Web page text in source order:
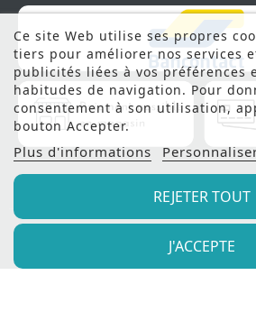
Ce site Web utilise ses propres
tiers pour améliorer nos services
publicités liées à vos préférences
habitudes de navigation. Pour
consentement à son utilisation,
bouton Accepter.
Plus d'informations
REJETER TOUT
J'ACCEPTE
© 2022 - Meubles Manil |